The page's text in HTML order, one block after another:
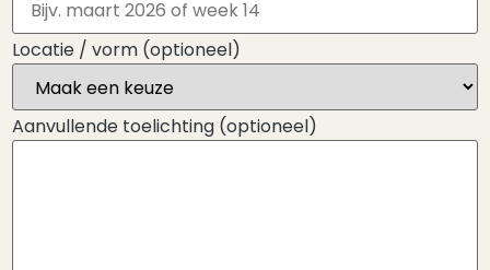
Locatie / vorm (optioneel)
Aanvullende toelichting (optioneel)